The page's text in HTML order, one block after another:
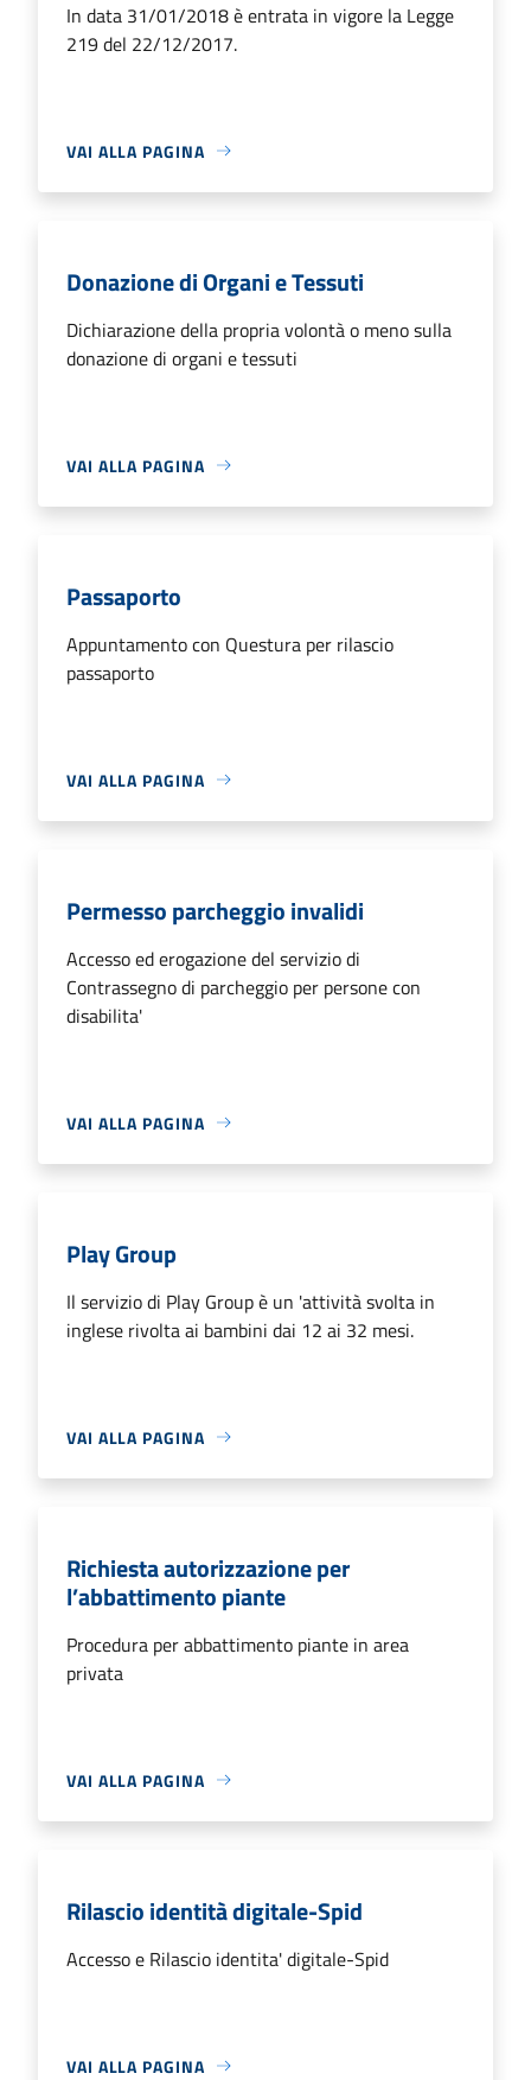
In data 31/01/2018 è entrata in vigore la Legge
219 del 22/12/2017.
VAI ALLA PAGINA
Donazione di Organi e Tessuti
Dichiarazione della propria volontà o meno sulla
donazione di organi e tessuti
VAI ALLA PAGINA
Passaporto
Appuntamento con Questura per rilascio
passaporto
VAI ALLA PAGINA
Permesso parcheggio invalidi
Accesso ed erogazione del servizio di
Contrassegno di parcheggio per persone con
disabilita'
VAI ALLA PAGINA
Play Group
Il servizio di Play Group è un 'attività svolta in
inglese rivolta ai bambini dai 12 ai 32 mesi.
VAI ALLA PAGINA
Richiesta autorizzazione per
l’abbattimento piante
Procedura per abbattimento piante in area
privata
VAI ALLA PAGINA
Rilascio identità digitale-Spid
Accesso e Rilascio identita' digitale-Spid
VAI ALLA PAGINA